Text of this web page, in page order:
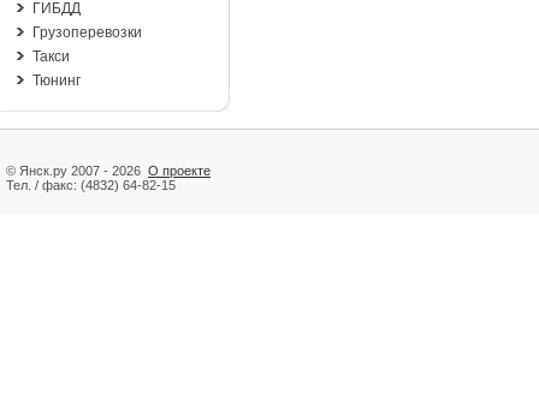
ГИБДД
Грузоперевозки
Такси
Тюнинг
© Янск.ру 2007 - 2026 О проекте
Тел. / факс: (4832) 64-82-15